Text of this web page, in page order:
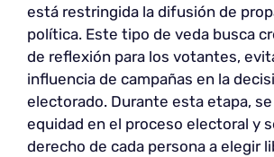
está restringida la difusión de
política. Este tipo de veda busca
de reflexión para los votantes,
influencia de campañas en la
electorado. Durante esta etapa,
equidad en el proceso electoral y
derecho de cada persona a elegir